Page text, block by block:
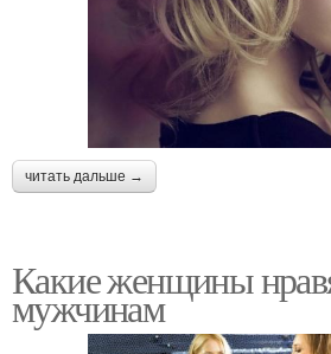
читать дальше →
Какие женщины
мужчинам